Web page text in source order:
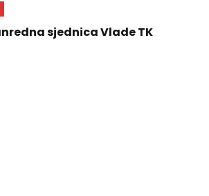
sjednica Vlade TK